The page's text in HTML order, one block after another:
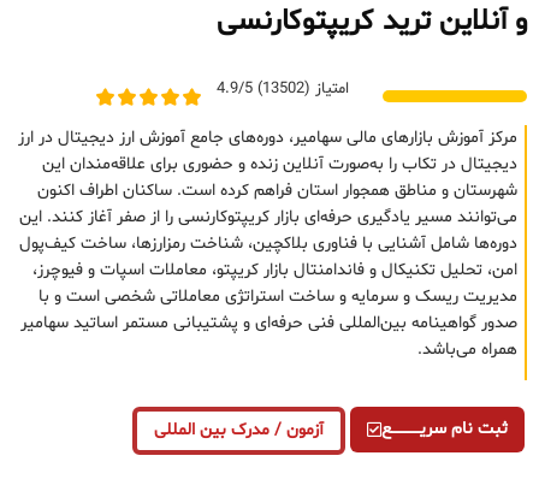
و آنلاین ترید کریپتوکارنسی
امتیاز (13502) 4.9/5
مرکز آموزش بازارهای مالی سهامیر، دوره‌های جامع آموزش ارز دیجیتال در ارز
دیجیتال در تکاب را به‌صورت آنلاین زنده و حضوری برای علاقه‌مندان این
شهرستان و مناطق همجوار استان فراهم کرده است. ساکنان اطراف اکنون
می‌توانند مسیر یادگیری حرفه‌ای بازار کریپتوکارنسی را از صفر آغاز کنند. این
دوره‌ها شامل آشنایی با فناوری بلاکچین، شناخت رمزارزها، ساخت کیف‌پول
امن، تحلیل تکنیکال و فاندامنتال بازار کریپتو، معاملات اسپات و فیوچرز،
مدیریت ریسک و سرمایه و ساخت استراتژی معاملاتی شخصی است و با
صدور گواهینامه بین‌المللی فنی حرفه‌ای و پشتیبانی مستمر اساتید سهامیر
همراه می‌باشد.
ثبت نام سریــــــــــــع آزمون / مدرک بین المللی